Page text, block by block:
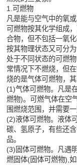
1.可燃物
凡是能与空气中的氧
可燃物按其化学组成
合物，但不包括一氧
按其物理状态又可分
处于不同状态的可燃
常情况下不燃烧，但
烧的是气体可燃物，
(1)气体可燃物。凡是
燃物)。可燃气体在空
围燃烧范围，并需要
(2)液体可燃物。液体
碳、氢原子，有些还
品。
(3)固体可燃物。凡遇
燃固体(固体可燃物),